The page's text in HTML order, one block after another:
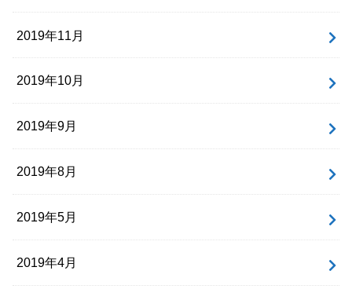
2019年11月
2019年10月
2019年9月
2019年8月
2019年5月
2019年4月